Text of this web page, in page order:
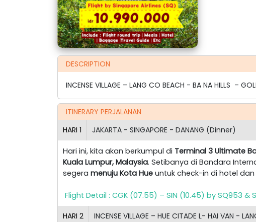
DESCRIPTION
INCENSE VILLAGE – LANG CO BEACH - BA NA HILLS –
ITINERARY PERJALANAN
HARI 1 JAKARTA - SINGAPORE - DANANG (Dinner)
Hari ini, kita akan berkumpul di Terminal 3 Ultimate
Kuala Lumpur, Malaysia. Setibanya di Bandara
segera menuju Kota Hue untuk check-in di hotel
Flight Detail : CGK (07.55) – SIN (10.45) by SQ953 &
HARI 2 INCENSE VILLAGE – HUE CITADE L- HAI VAN -